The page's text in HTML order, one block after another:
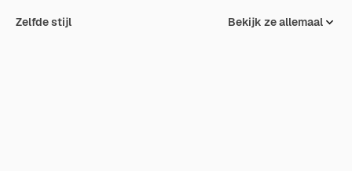
Zelfde stijl Bekijk ze allemaal